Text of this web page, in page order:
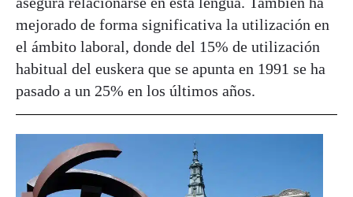
mejorado de forma significativa la utilización en
el ámbito laboral, donde del 15% de utilización
habitual del euskera que se apunta en 1991 se ha
pasado a un 25% en los últimos años.